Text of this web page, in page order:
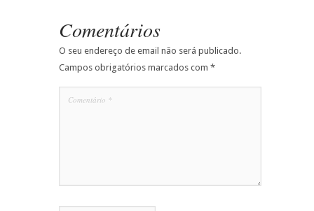
Comentários
O seu endereço de email não será publicado.
Campos obrigatórios marcados com *